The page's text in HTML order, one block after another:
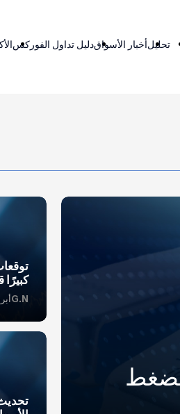
تحليلأخبار الأسواقدليل تداول الفوركس
كبيرًا
G.Nأبريل